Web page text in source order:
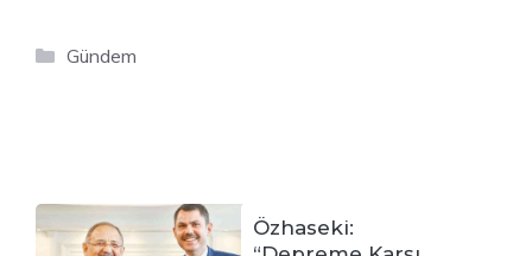
Kategoriler
Gündem
Özhaseki: